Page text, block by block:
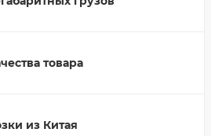
товара
из Китая